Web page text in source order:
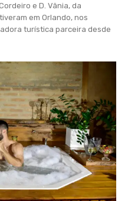
e D. Vânia, da
em Orlando, nos
turística parceira desde